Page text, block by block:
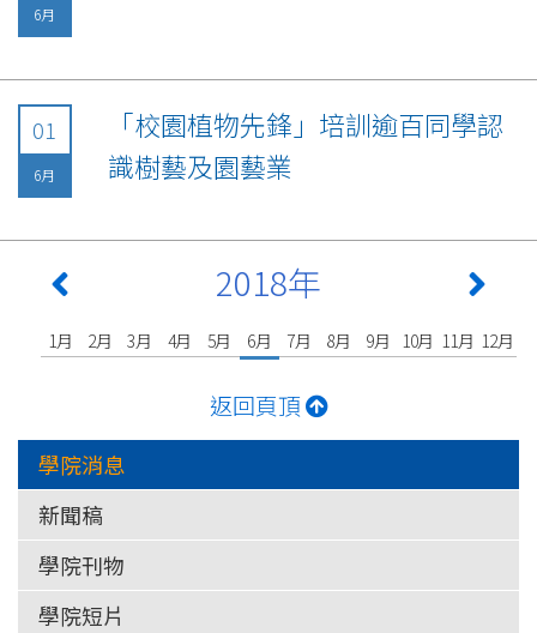
6月
01
6月
「校園植物先鋒」培訓逾百同學認
識樹藝及園藝業
2018年
1月 2月 3月 4月 5月 6月 7月 8月 9月 10月 11月 12月
返回頁頂
學院消息
新聞稿
學院刊物
學院短片